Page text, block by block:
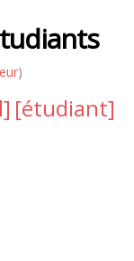
Culture
)
[étudiant]